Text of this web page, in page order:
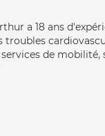
a 18 ans
de mobilité,